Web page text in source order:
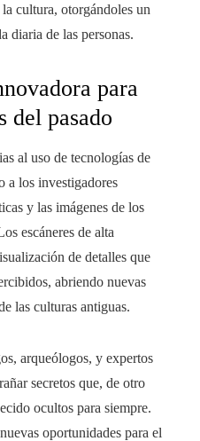
cultura, otorgándoles un
diaria de las personas.
para
del pasado
al uso de tecnologías de
a los investigadores
y las imágenes de los
escáneres de alta
de detalles que
abriendo nuevas
las culturas antiguas.
arqueólogos, y expertos
secretos que, de otro
ocultos para siempre.
oportunidades para el